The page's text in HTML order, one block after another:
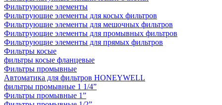
Фильтрующие элементы
Фильтрующие элементы для косых фильтров
Фильтрующие элементы для мешочных фильтров
Фильтрующие элементы для промывных фильтров
Фильтрующие элементы для прямых фильтров
Фильтры косые
фильтры косые фланцевые
Фильтры промывные
Автоматика для фильтров HONEYWELL
фильтры промывные 1 1/4”
Фильтры промывные 1”